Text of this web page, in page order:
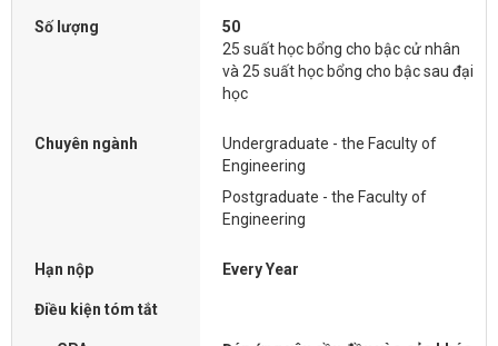
Số lượng
50
25 suất học bổng cho bậc cử nhân
và 25 suất học bổng cho bậc sau đại
học
Chuyên ngành
Undergraduate - the Faculty of
Engineering
Postgraduate - the Faculty of
Engineering
Hạn nộp Every Year
Điều kiện tóm tắt